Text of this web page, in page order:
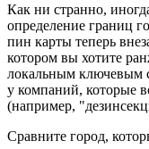
Как ни странно,
определение границ
пин карты теперь
котором вы хотите
локальным ключевым
у компаний, которые
(например,
Сравните город,